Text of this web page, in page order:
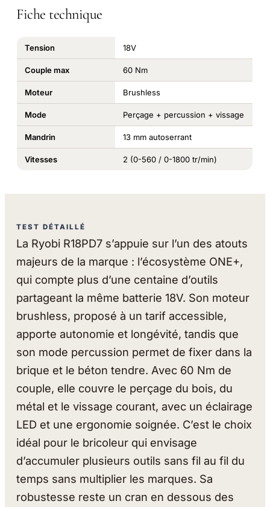
Fiche technique
Tension 18V
Couple max 60 Nm
Moteur Brushless
Mode Perçage + percussion + vissage
Mandrin 13 mm autoserrant
Vitesses 2 (0-560 / 0-1800 tr/min)
TEST DÉTAILLÉ
La Ryobi R18PD7 s’appuie sur l’un des atouts
majeurs de la marque : l’écosystème ONE+,
qui compte plus d’une centaine d’outils
partageant la même batterie 18V. Son moteur
brushless, proposé à un tarif accessible,
apporte autonomie et longévité, tandis que
son mode percussion permet de fixer dans la
brique et le béton tendre. Avec 60 Nm de
couple, elle couvre le perçage du bois, du
métal et le vissage courant, avec un éclairage
LED et une ergonomie soignée. C’est le choix
idéal pour le bricoleur qui envisage
d’accumuler plusieurs outils sans fil au fil du
temps sans multiplier les marques. Sa
robustesse reste un cran en dessous des